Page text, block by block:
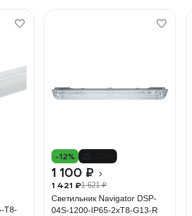
T8-
-12%
1 100 ₽
1 421 ₽1 621 ₽
Светильник Navigator DSP-
04S-1200-IP65-2xT8-G13-R